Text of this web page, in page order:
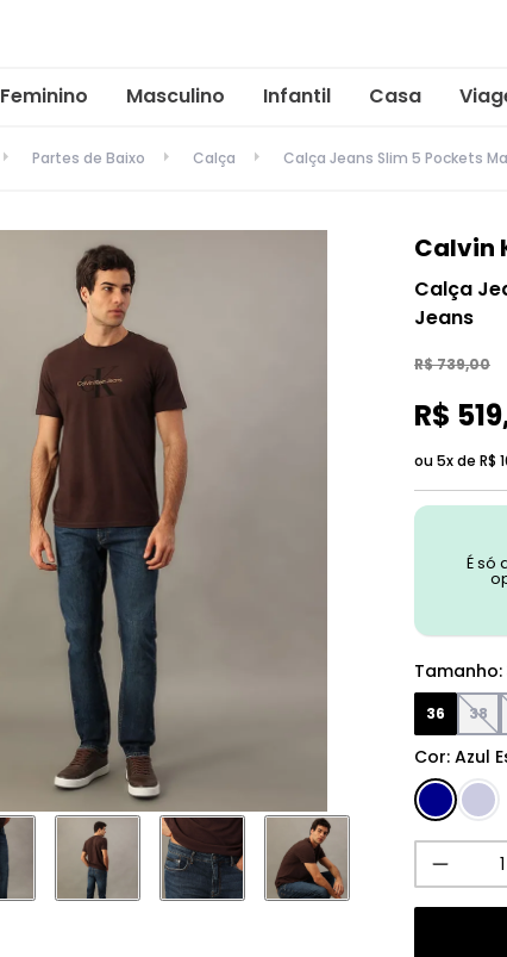
Feminino Masculino Infantil Casa
Partes de Baixo Calça Calça Jeans Slim 5 Pockets
Calvin
Calça
Jeans
R$739,00
R$ 519
ou 5x de R$
É só
Cor: Azul
Tamanho:
36 38